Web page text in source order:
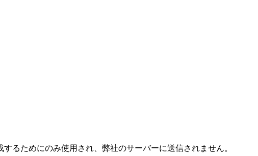
るためにのみ使用され、弊社のサーバーに送信されません。